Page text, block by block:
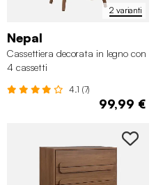
2 varianti
Nepal
Cassettiera decorata in legno con
4 cassetti
4.1 (7)
99,99 €